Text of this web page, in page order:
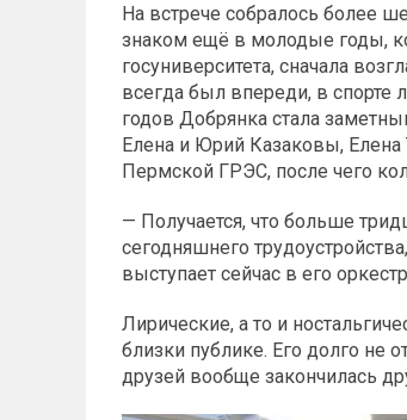
На встрече собралось более
знаком ещё в молодые годы,
госуниверситета, сначала
всегда был впереди, в спорте
годов Добрянка стала
Елена и Юрий Казаковы, Елена
Пермской ГРЭС, после чего
— Получается, что больше
сегодняшнего
выступает сейчас в его
Лирические, а то и
близки публике. Его долго не
друзей вообще закончилась